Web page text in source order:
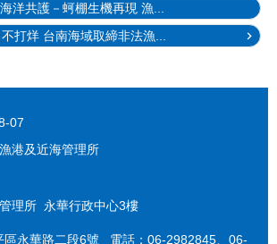
海洋共護－蚵棚生機再現 漁...
打烊 台南海域取締非法漁...
07
港及近海管理所
理所 永華行政中心3樓
區永華路二段6號 電話：06-2982845、06-